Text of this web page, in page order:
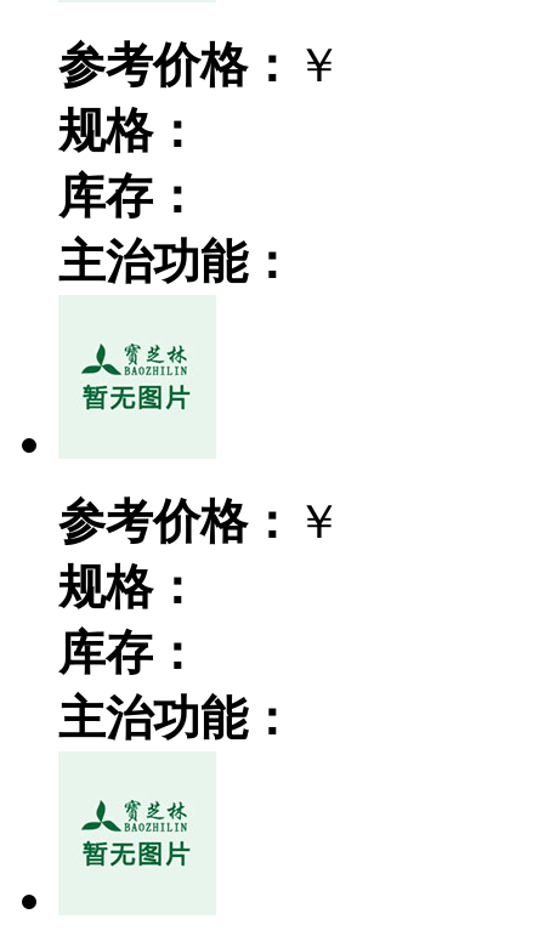
参考价格： ￥
规格：
库存：
主治功能：
参考价格： ￥
规格：
库存：
主治功能：